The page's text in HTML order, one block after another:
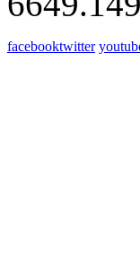
facebooktwitter